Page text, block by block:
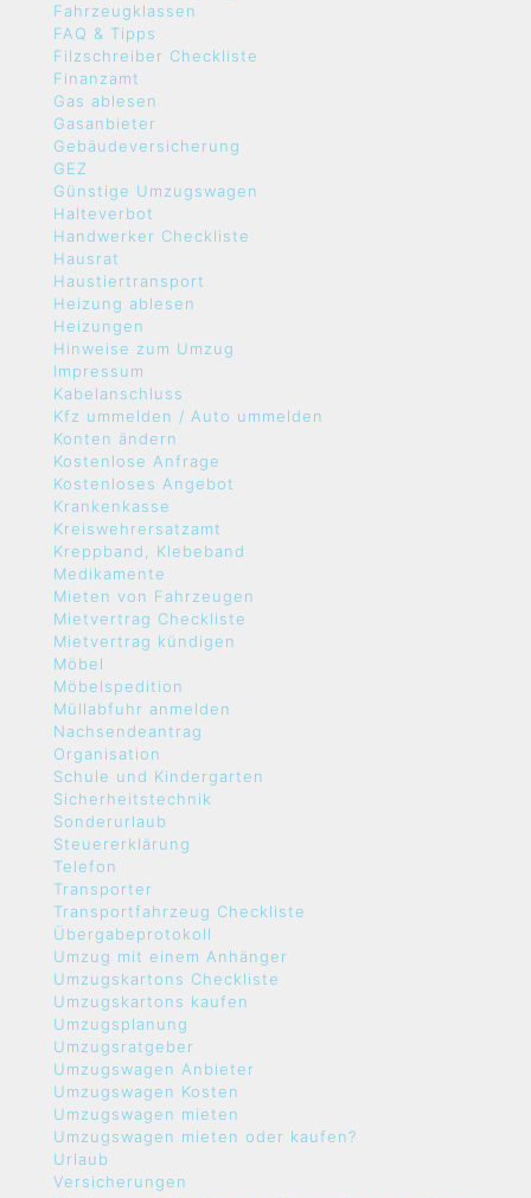
Fahrzeugklassen
FAQ & Tipps
Filzschreiber Checkliste
Finanzamt
Gas ablesen
Gasanbieter
Gebäudeversicherung
GEZ
Günstige Umzugswagen
Halteverbot
Handwerker Checkliste
Hausrat
Haustiertransport
Heizung ablesen
Heizungen
Hinweise zum Umzug
Impressum
Kabelanschluss
Kfz ummelden / Auto ummelden
Konten ändern
Kostenlose Anfrage
Kostenloses Angebot
Krankenkasse
Kreiswehrersatzamt
Kreppband, Klebeband
Medikamente
Mieten von Fahrzeugen
Mietvertrag Checkliste
Mietvertrag kündigen
Möbel
Möbelspedition
Müllabfuhr anmelden
Nachsendeantrag
Organisation
Schule und Kindergarten
Sicherheitstechnik
Sonderurlaub
Steuererklärung
Telefon
Transporter
Transportfahrzeug Checkliste
Übergabeprotokoll
Umzug mit einem Anhänger
Umzugskartons Checkliste
Umzugskartons kaufen
Umzugsplanung
Umzugsratgeber
Umzugswagen Anbieter
Umzugswagen Kosten
Umzugswagen mieten
Umzugswagen mieten oder kaufen?
Urlaub
Versicherungen